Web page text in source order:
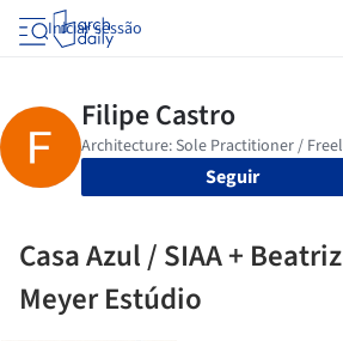
Iniciar sessão
Seguir
Casa Azul / SIAA + Beatriz
Meyer Estúdio